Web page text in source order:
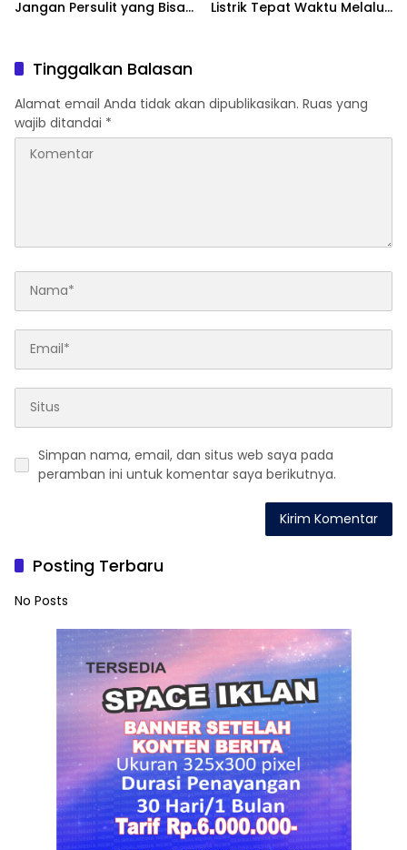
Jangan Persulit yang Bisa
Listrik Tepat Waktu Melalui
Tinggalkan Balasan
Alamat email Anda tidak akan dipublikasikan. Ruas yang
wajib ditandai *
Simpan nama, email, dan situs web saya pada
peramban ini untuk komentar saya berikutnya.
Posting Terbaru
No Posts